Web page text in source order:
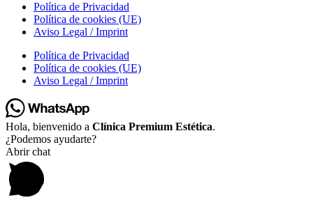
Política de Privacidad
Política de cookies (UE)
Aviso Legal / Imprint
Política de Privacidad
Política de cookies (UE)
Aviso Legal / Imprint
Hola, bienvenido a Clínica Premium Estética.
¿Podemos ayudarte?
Abrir chat